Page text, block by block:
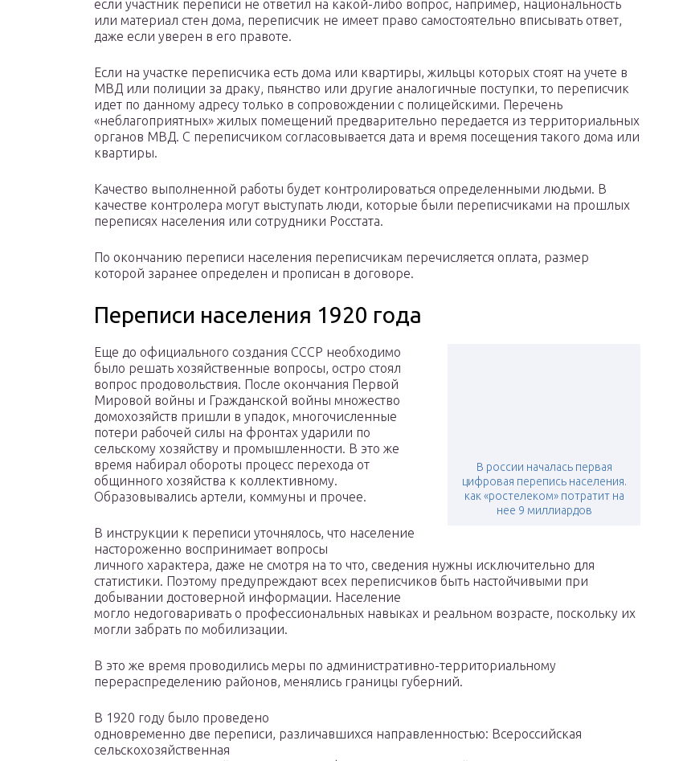
если участник переписи не ответил на какой-либо вопрос, например, национальность
или материал стен дома, переписчик не имеет право самостоятельно вписывать ответ,
даже если уверен в его правоте.
Если на участке переписчика есть дома или квартиры, жильцы которых стоят на учете в
МВД или полиции за драку, пьянство или другие аналогичные поступки, то переписчик
идет по данному адресу только в сопровождении с полицейскими. Перечень
«неблагоприятных» жилых помещений предварительно передается из территориальных
органов МВД. С переписчиком согласовывается дата и время посещения такого дома или
квартиры.
Качество выполненной работы будет контролироваться определенными людьми. В
качестве контролера могут выступать люди, которые были переписчиками на прошлых
переписях населения или сотрудники Росстата.
По окончанию переписи населения переписчикам перечисляется оплата, размер
которой заранее определен и прописан в договоре.
Переписи населения 1920 года
В россии началась первая
цифровая перепись населения.
как «ростелеком» потратит на
нее 9 миллиардов
Еще до официального создания СССР необходимо
было решать хозяйственные вопросы, остро стоял
вопрос продовольствия. После окончания Первой
Мировой войны и Гражданской войны множество
домохозяйств пришли в упадок, многочисленные
потери рабочей силы на фронтах ударили по
сельскому хозяйству и промышленности. В это же
время набирал обороты процесс перехода от
общинного хозяйства к коллективному.
Образовывались артели, коммуны и прочее.
В инструкции к переписи уточнялось, что население
настороженно воспринимает вопросы
личного характера, даже не смотря на то что, сведения нужны исключительно для
статистики. Поэтому предупреждают всех переписчиков быть настойчивыми при
добывании достоверной информации. Население
могло недоговаривать о профессиональных навыках и реальном возрасте, поскольку их
могли забрать по мобилизации.
В это же время проводились меры по административно-территориальному
перераспределению районов, менялись границы губерний.
В 1920 году было проведено
одновременно две переписи, различавшихся направленностью: Всероссийская
сельскохозяйственная